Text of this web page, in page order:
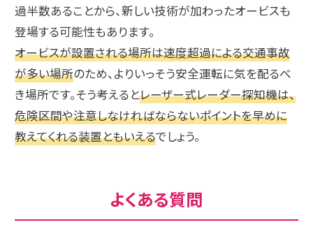
過半数あることから、新しい技術が加わったオービスも
登場する可能性もあります。
オービスが設置される場所は速度超過による交通事故
が多い場所のため、よりいっそう安全運転に気を配るべ
き場所です。そう考えるとレーザー式レーダー探知機は、
危険区間や注意しなければならないポイントを早めに
教えてくれる装置ともいえるでしょう。
よくある質問